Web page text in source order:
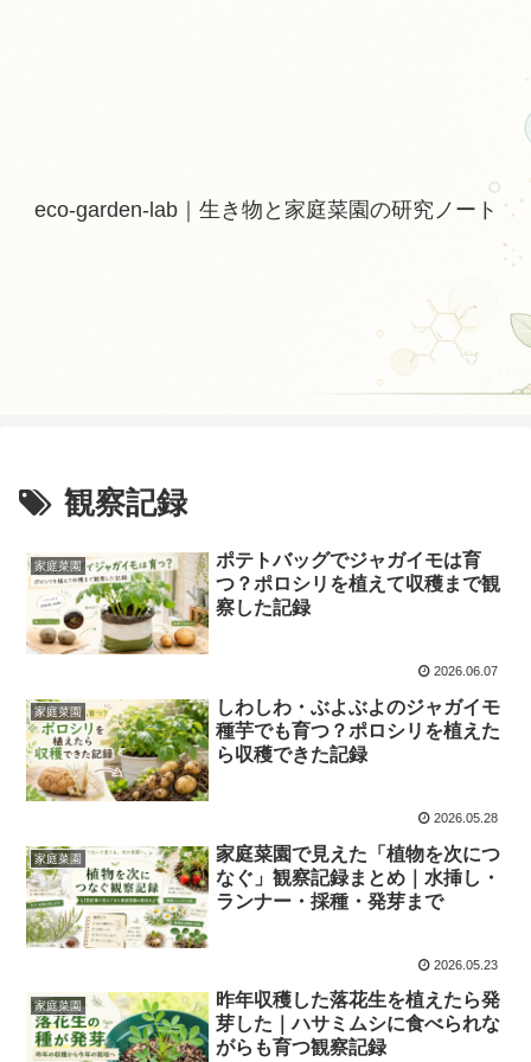
eco-garden-lab｜生き物と家庭菜園の研究ノート
観察記録
家庭菜園
ポテトバッグでジャガイモは育
つ？ポロシリを植えて収穫まで観
察した記録
2026.06.07
家庭菜園
しわしわ・ぶよぶよのジャガイモ
種芋でも育つ？ポロシリを植えた
ら収穫できた記録
2026.05.28
家庭菜園
家庭菜園で見えた「植物を次につ
なぐ」観察記録まとめ｜水挿し・
ランナー・採種・発芽まで
2026.05.23
家庭菜園
昨年収穫した落花生を植えたら発
芽した｜ハサミムシに食べられな
がらも育つ観察記録